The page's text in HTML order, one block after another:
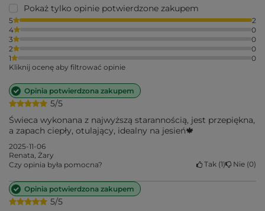
Pokaż tylko opinie potwierdzone zakupem
5
2
4
0
3
0
2
0
1
0
Kliknij ocenę aby filtrować opinie
5/5
Opinia potwierdzona zakupem
Świeca wykonana z najwyższą starannością, jest przepiękna,
a zapach ciepły, otulający, idealny na jesień🍁
2025-11-06
Renata, Żary
Czy opinia była pomocna?
Tak 1 Nie 0
5/5
Opinia potwierdzona zakupem